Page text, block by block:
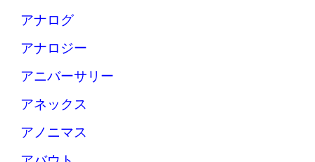
アナログ
アナロジー
アニバーサリー
アネックス
アノニマス